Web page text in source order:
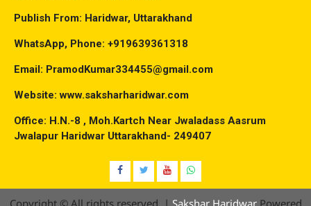
Publish From: Haridwar, Uttarakhand
WhatsApp, Phone: +919639361318
Email: PramodKumar334455@gmail.com
Website: www.saksharharidwar.com
Office: H.N.-8 , Moh.Kartch Near Jwaladass Aasrum
Jwalapur Haridwar Uttarakhand- 249407
Facebook
TwitterYouTubeWhatsap